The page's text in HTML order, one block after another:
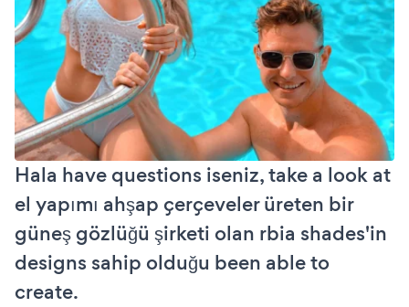
Hala have questions iseniz, take a look at
el yapımı ahşap çerçeveler üreten bir
güneş gözlüğü şirketi olan rbia shades'in
designs sahip olduğu been able to
create.